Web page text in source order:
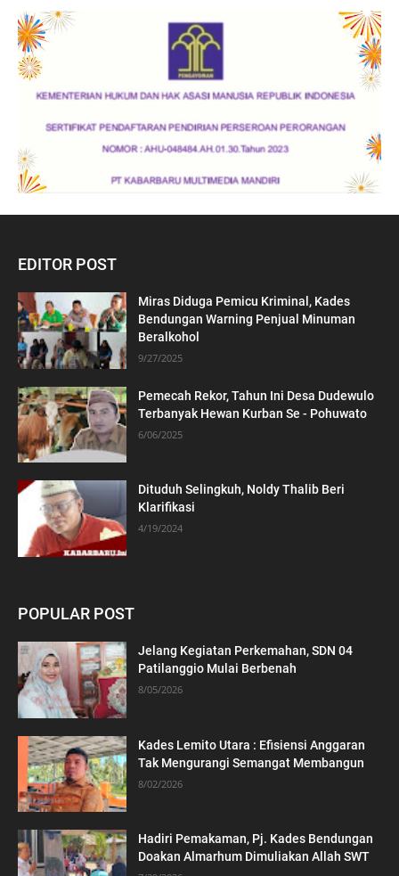
EDITOR POST
Miras Diduga Pemicu Kriminal, Kades
Bendungan Warning Penjual Minuman
Beralkohol
9/27/2025
Pemecah Rekor, Tahun Ini Desa Dudewulo
Terbanyak Hewan Kurban Se - Pohuwato
6/06/2025
Dituduh Selingkuh, Noldy Thalib Beri
Klarifikasi
4/19/2024
POPULAR POST
Jelang Kegiatan Perkemahan, SDN 04
Patilanggio Mulai Berbenah
8/05/2026
Kades Lemito Utara : Efisiensi Anggaran
Tak Mengurangi Semangat Membangun
8/02/2026
Hadiri Pemakaman, Pj. Kades Bendungan
Doakan Almarhum Dimuliakan Allah SWT